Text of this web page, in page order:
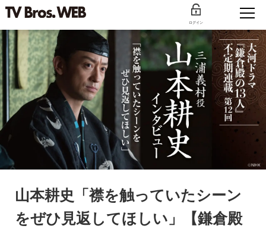
ログイン
山本耕史「襟を触っていたシーン
をぜひ見返してほしい」【鎌倉殿